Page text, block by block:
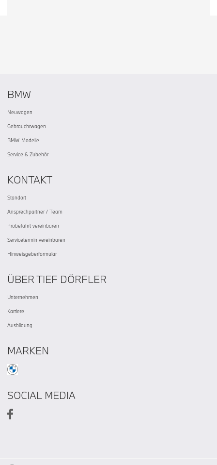
BMW
Neuwagen
Gebrauchtwagen
BMW-Modelle
Service & Zubehör
KONTAKT
Standort
Ansprechpartner / Team
Probefahrt vereinbaren
Servicetermin vereinbaren
Hinweisgeberformular
ÜBER TIEF DÖRFLER
Unternehmen
Karriere
Ausbildung
MARKEN
SOCIAL MEDIA